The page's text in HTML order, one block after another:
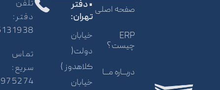
صفحه اصلی
ERP
چیست؟
دربــاره مــا
• دفتر
تهران:
خیابان
دولت(
کلاهدوز )
خیابان
تلفن
دفتر:
تماس
سریع: